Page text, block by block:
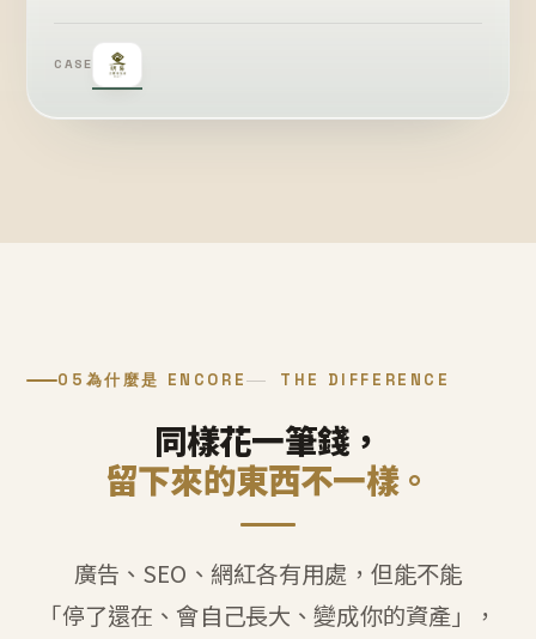
CASE
05 為什麼是 ENCORE THE DIFFERENCE
同樣花一筆錢，
留下來的東西不一樣。
廣告、SEO、網紅各有用處，但能不能
「停了還在、會自己長大、變成你的資產」，